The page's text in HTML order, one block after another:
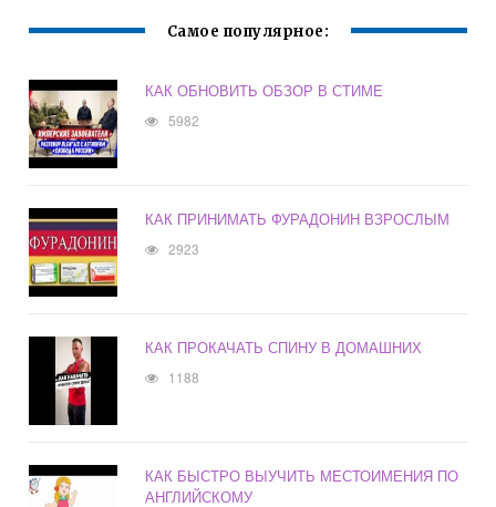
Самое популярное:
КАК ОБНОВИТЬ ОБЗОР В СТИМЕ
5982
КАК ПРИНИМАТЬ ФУРАДОНИН ВЗРОСЛЫМ
2923
КАК ПРОКАЧАТЬ СПИНУ В ДОМАШНИХ
1188
КАК БЫСТРО ВЫУЧИТЬ МЕСТОИМЕНИЯ ПО
АНГЛИЙСКОМУ